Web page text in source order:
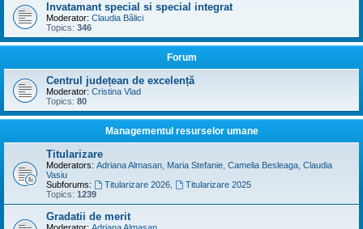
Invatamant special si special integrat
Moderator: Claudia Bălici
Topics: 346
Forum
Centrul județean de excelență
Moderator: Cristina Vlad
Topics: 80
Managementul resurselor umane
Titularizare
Moderators: Adriana Almasan Maria Stefanie Camelia Besleaga Claudia
Vasiu
Subforums:
Titularizare 2026,
Titularizare 2025
Topics: 1239
Gradatii de merit